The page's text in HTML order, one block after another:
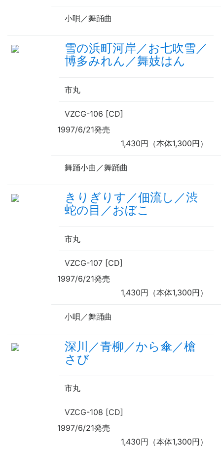
小唄／舞踊曲
雪の浜町河岸／お七吹雪／
博多みれん／舞妓はん
市丸
VZCG-106 [CD]
1997/6/21発売
1,430円（本体1,300円）
舞踊小曲／舞踊曲
きりぎりす／佃流し／渋
蛇の目／おぼこ
市丸
VZCG-107 [CD]
1997/6/21発売
1,430円（本体1,300円）
小唄／舞踊曲
深川／青柳／から傘／槍
さび
市丸
VZCG-108 [CD]
1997/6/21発売
1,430円（本体1,300円）